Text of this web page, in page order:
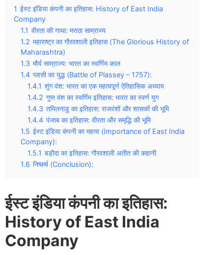
1 ईस्ट इंडिया कंपनी का इतिहास: History of East India
Company
1.1 वीरता की गाथा: मराठा साम्राज्य
1.2 महाराष्ट्र का गौरवशाली इतिहास (The Glorious History of
Maharashtra)
1.3 मौर्य साम्राज्य: भारत का स्वर्णिम काल
1.4 प्लासी का युद्ध (Battle of Plassey – 1757):
1.4.1 शुंग वंश: भारत का एक महत्वपूर्ण ऐतिहासिक अध्याय
1.4.2 गुप्त वंश का स्वर्णिम इतिहास: भारत का स्वर्ण युग
1.4.3 तमिलनाडु का इतिहास: राजवंशों और शासकों की भूमि
1.4.4 पंजाब का इतिहास: वीरता और समृद्धि की भूमि
1.5 ईस्ट इंडिया कंपनी का महत्व (Importance of East India
Company):
1.5.1 बड़ौदा का इतिहास: गौरवशाली अतीत की कहानी
1.6 निष्कर्ष (Conclusion):
ईस्ट इंडिया कंपनी का इतिहास:
History of East India
Company